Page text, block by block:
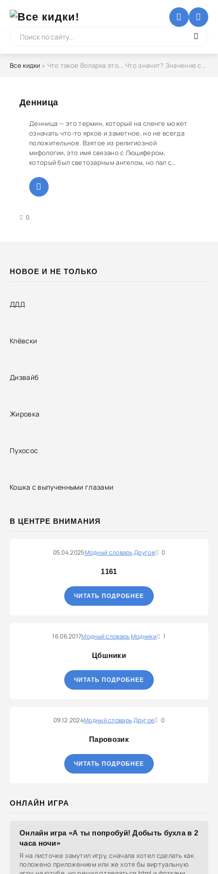
НОВОЕ И НЕ ТОЛЬКО
ДДД
Клёвски
Дизвайб
Жировка
Пухосос
Кошка с выпученными глазами
В ЦЕНТРЕ ВНИМАНИЯ
05.04.2025Модный словарьДругое 0
1161
ЧИТАТЬ ПОДРОБНЕЕ
16.06.2017Модный словарьМодники 1
Цбшники
ЧИТАТЬ ПОДРОБНЕЕ
09.12.2024Модный словарьДругое 0
Паровозик
ЧИТАТЬ ПОДРОБНЕЕ
ОНЛАЙН ИГРА
Онлайн игра «А ты попробуй! Добыть бухла в 2
часа ночи»
Я на листочке замутил игру, сначала хотел сделать как
положено приложением или же хотя бы виртуальную
Все кидки » Что такое Воларка это... Что значит? Значение слова
Денница
Денница — это термин, который на сленге может
означать что-то яркое и заметное, но не всегда
положительное. Взятое из религиозной
мифологии, это имя связано с Люцифером,
который был светозарным ангелом, но пал с
0